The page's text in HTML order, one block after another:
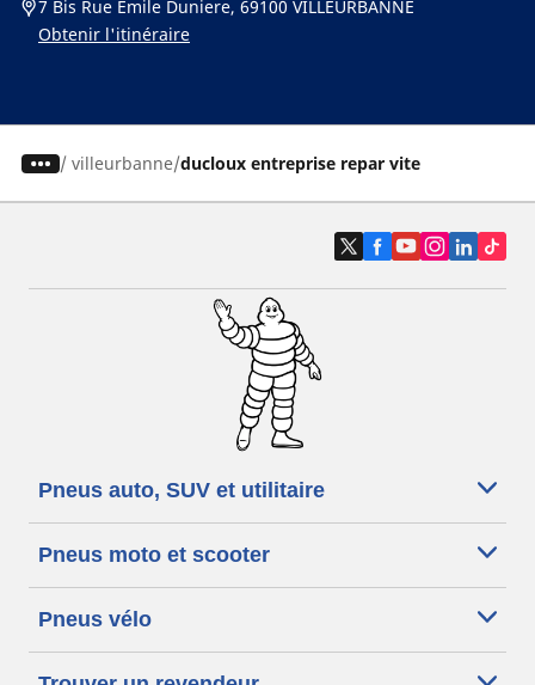
7 Bis Rue Emile Duniere, 69100 VILLEURBANNE
Obtenir l'itinéraire
/ villeurbanne ducloux entreprise repar vite
Pneus auto, SUV et utilitaire
Pneus moto et scooter
Pneus vélo